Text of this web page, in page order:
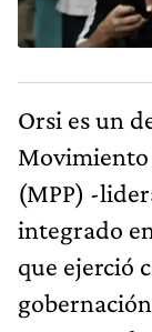
Orsi es un
Movimiento
(MPP) -
integrado
que ejerció